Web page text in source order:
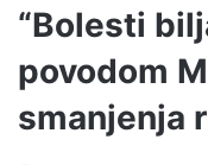
“Bolesti
povodom
smanjenja